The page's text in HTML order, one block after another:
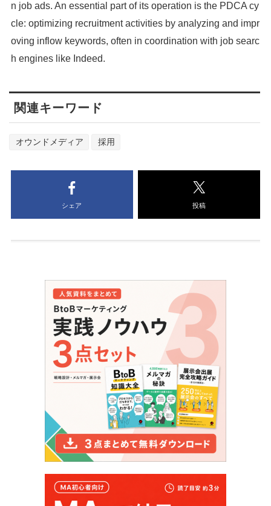
n job ads. An essential part of its operation is the PDCA cy
cle: optimizing recruitment activities by analyzing and impr
oving inflow keywords, often in coordination with job searc
h engines like Indeed.
関連キーワード
オウンドメディア 採用
シェア 投稿